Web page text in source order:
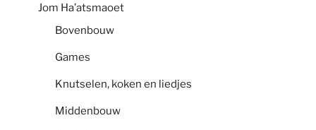
Jom Ha’atsmaoet
Bovenbouw
Games
Knutselen, koken en liedjes
Middenbouw